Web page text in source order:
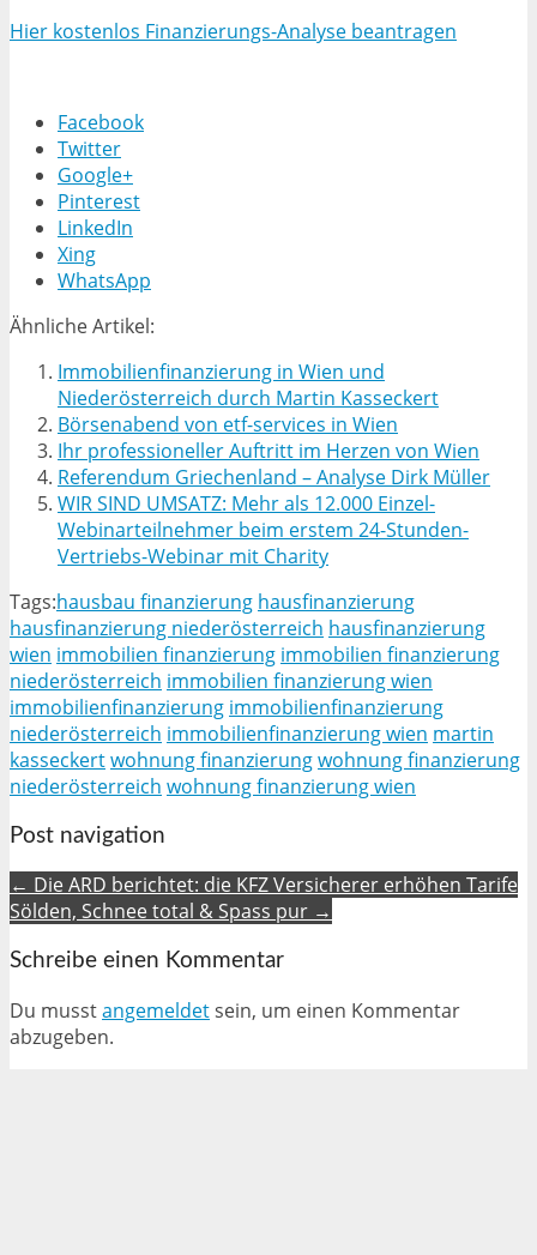
Hier kostenlos Finanzierungs-Analyse beantragen
Facebook
Twitter
Google+
Pinterest
LinkedIn
Xing
WhatsApp
Ähnliche Artikel:
Immobilienfinanzierung in Wien und
Niederösterreich durch Martin Kasseckert
Börsenabend von etf-services in Wien
Ihr professioneller Auftritt im Herzen von Wien
Referendum Griechenland – Analyse Dirk Müller
WIR SIND UMSATZ: Mehr als 12.000 Einzel-
Webinarteilnehmer beim erstem 24-Stunden-
Vertriebs-Webinar mit Charity
Tags:hausbau finanzierung hausfinanzierung
hausfinanzierung niederösterreich hausfinanzierung
wien immobilien finanzierung immobilien finanzierung
niederösterreich immobilien finanzierung wien
immobilienfinanzierung immobilienfinanzierung
niederösterreich immobilienfinanzierung wien martin
kasseckertwohnung finanzierungwohnung finanzierung
niederösterreich wohnung finanzierung wien
Post navigation
← Die ARD berichtet: die KFZ Versicherer erhöhen Tarife
Sölden, Schnee total & Spass pur →
Schreibe einen Kommentar
Du musstangemeldetsein, um einen Kommentar
abzugeben.